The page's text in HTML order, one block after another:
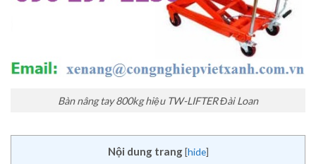
Bàn nâng tay 800kg hiệu TW-LIFTER Đài Loan
Nội dung trang [hide]